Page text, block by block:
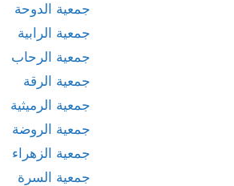
جمعية الدوحة
جمعية الرابية
جمعية الرحاب
جمعية الرقة
جمعية الرميثية
جمعية الروضة
جمعية الزهراء
جمعية السرة